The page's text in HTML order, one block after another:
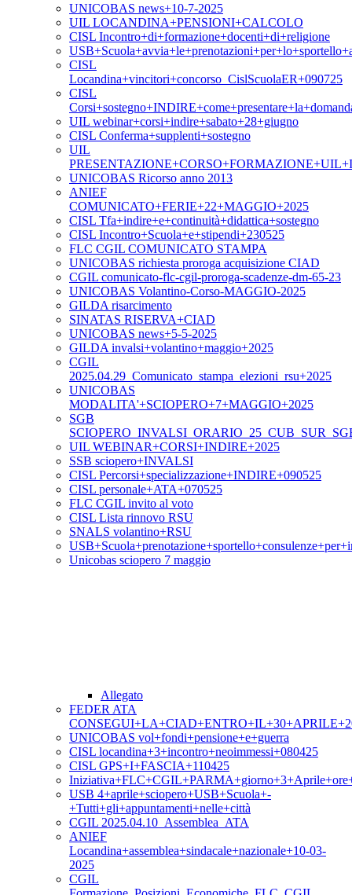
UNICOBAS news+10-7-2025
UIL LOCANDINA+PENSIONI+CALCOLO
CISL Incontro+di+formazione+docenti+di+religione
CISL
Locandina+vincitori+concorso_CislScuolaER+090725
CISL
UIL webinar+corsi+indire+sabato+28+giugno
CISL Conferma+supplenti+sostegno
UIL
UNICOBAS Ricorso anno 2013
ANIEF
COMUNICATO+FERIE+22+MAGGIO+2025
CISL Tfa+indire+e+continuità+didattica+sostegno
CISL Incontro+Scuola+e+stipendi+230525
FLC CGIL COMUNICATO STAMPA
UNICOBAS richiesta proroga acquisizione CIAD
CGIL comunicato-flc-cgil-proroga-scadenze-dm-65-23
UNICOBAS Volantino-Corso-MAGGIO-2025
GILDA risarcimento
SINATAS RISERVA+CIAD
UNICOBAS news+5-5-2025
GILDA invalsi+volantino+maggio+2025
CGIL
2025.04.29_Comunicato_stampa_elezioni_rsu+2025
UNICOBAS
MODALITA'+SCIOPERO+7+MAGGIO+2025
SGB
UIL WEBINAR+CORSI+INDIRE+2025
SSB sciopero+INVALSI
CISL Percorsi+specializzazione+INDIRE+090525
CISL personale+ATA+070525
FLC CGIL invito al voto
CISL Lista rinnovo RSU
SNALS volantino+RSU
Unicobas sciopero 7 maggio
Allegato
FEDER ATA
UNICOBAS vol+fondi+pensione+e+guerra
CISL locandina+3+incontro+neoimmessi+080425
CISL GPS+I+FASCIA+110425
USB 4+aprile+sciopero+USB+Scuola+-
+Tutti+gli+appuntamenti+nelle+città
CGIL 2025.04.10_Assemblea_ATA
ANIEF
Locandina+assemblea+sindacale+nazionale+10-03-
2025
CGIL